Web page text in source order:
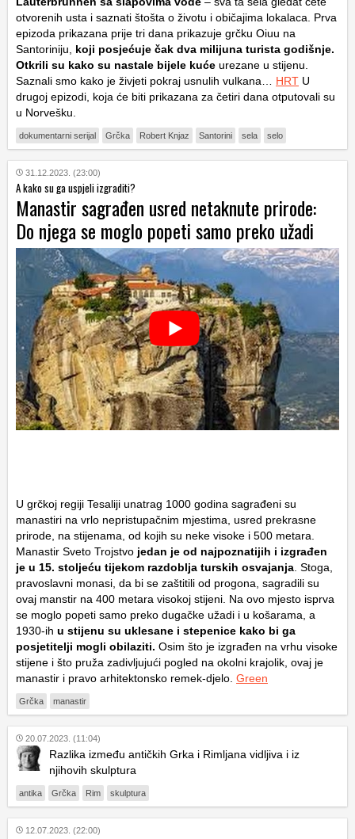
otvorenih usta i saznati štošta o životu i običajima lokalaca. Prva
epizoda prikazana prije tri dana prikazuje grčku Oiuu na
Santoriniju, koji posjećuje čak dva milijuna turista godišnje.
Otkrili su kako su nastale bijele kuće urezane u stijenu.
Saznali smo kako je živjeti pokraj usnulih vulkana… HRT U
drugoj epizodi, koja će biti prikazana za četiri dana otputovali su
u Norvešku.
dokumentarni serijal Grčka Robert Knjaz Santorini sela selo
31.12.2023. (23:00)
A kako su ga uspjeli izgraditi?
Manastir sagrađen usred netaknute prirode:
Do njega se moglo popeti samo preko užadi
U grčkoj regiji Tesaliji unatrag 1000 godina sagrađeni su
manastiri na vrlo nepristupačnim mjestima, usred prekrasne
prirode, na stijenama, od kojih su neke visoke i 500 metara.
Manastir Sveto Trojstvo jedan je od najpoznatijih i izgrađen
je u 15. stoljeću tijekom razdoblja turskih osvajanja. Stoga,
pravoslavni monasi, da bi se zaštitili od progona, sagradili su
ovaj manstir na 400 metara visokoj stijeni. Na ovo mjesto isprva
se moglo popeti samo preko dugačke užadi i u košarama, a
1930-ih u stijenu su uklesane i stepenice kako bi ga
posjetitelji mogli obilaziti. Osim što je izgrađen na vrhu visoke
stijene i što pruža zadivljujući pogled na okolni krajolik, ovaj je
manastir i pravo arhitektonsko remek-djelo. Green
Grčka manastir
20.07.2023. (11:04)
Razlika između antičkih Grka i Rimljana vidljiva i iz
njihovih skulptura
antika Grčka Rim skulptura
12.07.2023. (22:00)